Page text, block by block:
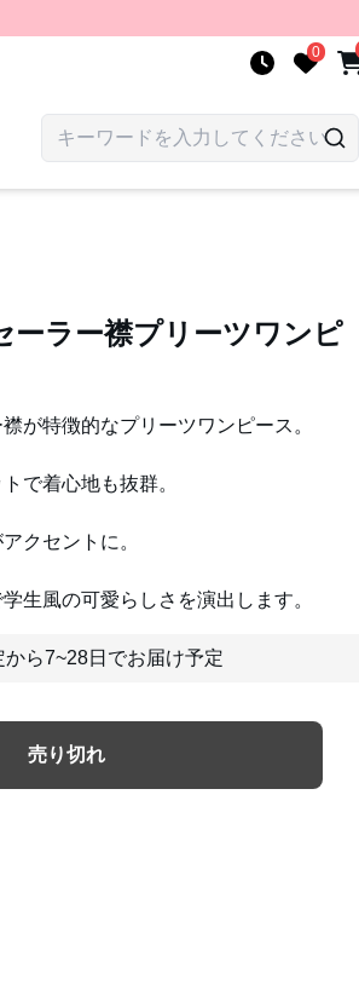
0
ーラー襟プリーツワンピ
が特徴的なプリーツワンピース。
で着心地も抜群。
クセントに。
生風の可愛らしさを演出します。
から7~28日でお届け予定
売り切れ